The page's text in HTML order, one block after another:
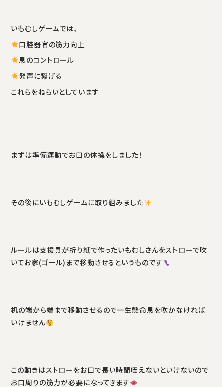
いもむしゲームでは、
口腔器官の筋力向上
息のコントロール
発声に繋げる
これらをねらいとしています
まずは準備運動でお口の体操をしました！
その後にいもむしゲームに取り組みました
ルールは支援員が折り紙で作ったいもむしさんをストローで吹
いてお家(ゴール)まで移動させるというものです
机の端から端まで移動させるので一生懸命息を吹かなければ
いけません
この動きはストローをお口で長い時間咥えないといけないので
お口周りの筋力が必要になってきます